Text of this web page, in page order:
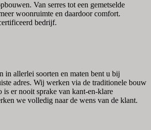
Van serres tot een gemetselde
woonruimte en daardoor comfort.
bedrijf.
in allerlei soorten en maten bent u bij
adres. Wij werken via de traditionele bouw
is er nooit sprake van kant-en-klare
we volledig naar de wens van de klant.